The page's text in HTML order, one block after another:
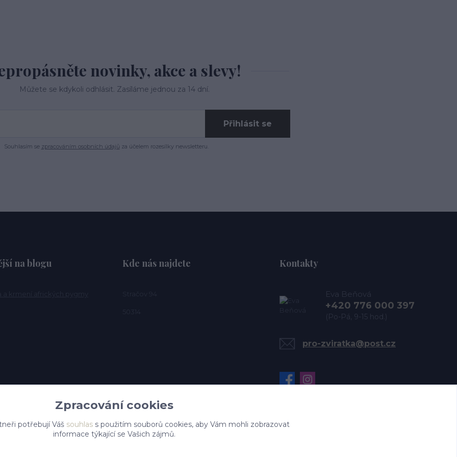
novinky, akce a slevy!
Můžete se kdykoli odhlásit. Zasíláme jednou za 14 dní.
Přihlásit se
Souhlasím se zpracováním osobních údajů za účelem rozesílky newsletteru.
na blogu Kde nás najdete Kontakty
Eva Beňová
+420 776 000 397
(Po-Pá, 9-15 hod.)
pro-zviratka@post.cz
Zpracování cookies
potřebují Váš souhlass použitím souborů cookies, aby Vám mohli zobrazovat
informace týkající se Vašich zájmů.